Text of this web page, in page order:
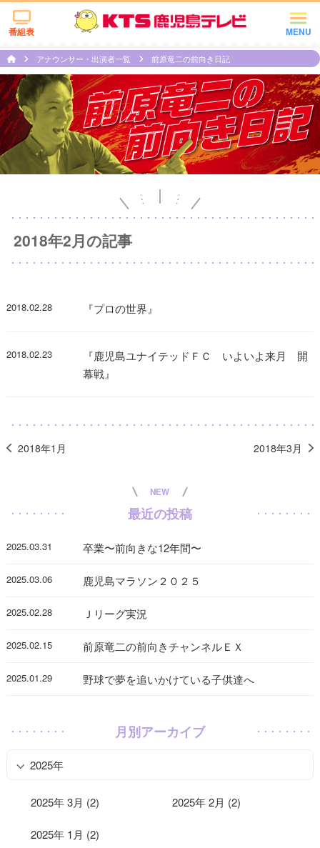
MENU
番組表
アナウンサー・出演者一覧 前原竜二の前向き日記
2018年2月の記事
2018.02.28 『プロの世界』
2018.02.23
『鹿児島ユナイテッドＦＣ いよいよ来月 開
幕戦』
2018年1月 2018年3月
NEW
最近の投稿
2025.03.31 卒業〜前向きな12年間〜
2025.03.06 鹿児島マラソン２０２５
2025.02.28 Ｊリーグ実況
2025.02.15 前原竜二の前向きチャンネルＥＸ
2025.01.29 野球で夢を追いかけている子供達へ
月別アーカイブ
2025年
2025年 3月 (2) 2025年 2月 (2)
2025年 1月 (2)